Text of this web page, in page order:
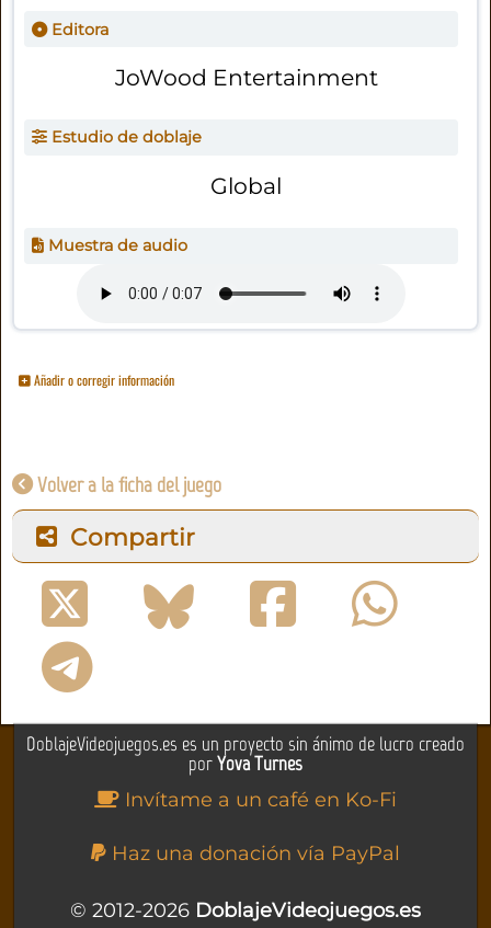
Editora
JoWood Entertainment
Estudio de doblaje
Global
Muestra de audio
Añadir o corregir información
Volver a la ficha del juego
Compartir
DoblajeVideojuegos.es es un proyecto sin ánimo de lucro creado
porYova Turnes
Invítame a un café en Ko-Fi
Haz una donación vía PayPal
© 2012-2026 DoblajeVideojuegos.es